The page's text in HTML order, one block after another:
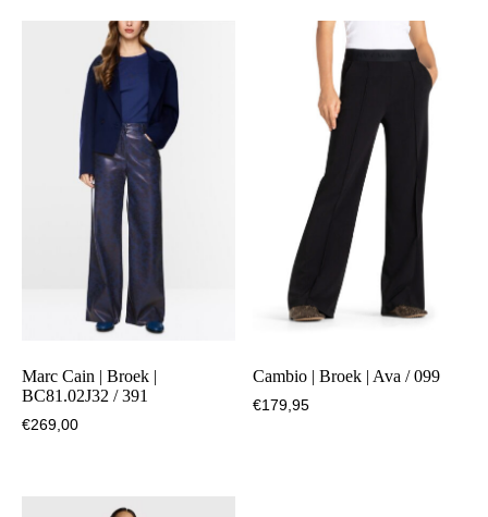
Marc Cain | Broek |
BC81.02J32 / 391
€269,00
Cambio | Broek | Ava / 099
€179,95